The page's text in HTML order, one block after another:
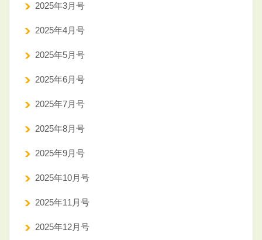
2025年3月号
2025年4月号
2025年5月号
2025年6月号
2025年7月号
2025年8月号
2025年9月号
2025年10月号
2025年11月号
2025年12月号